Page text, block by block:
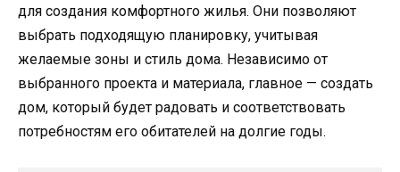
для создания комфортного жилья. Они позволяют
выбрать подходящую планировку, учитывая
желаемые зоны и стиль дома. Независимо от
выбранного проекта и материала, главное — создать
дом, который будет радовать и соответствовать
потребностям его обитателей на долгие годы.